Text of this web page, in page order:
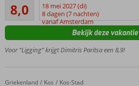
het strand
op
loopafstand
uitvalsbasis
door een
8,0
Zeer goed
76
beoordelingen
18 mei 2027 (di)
8 dagen (7 nachten)
vanaf Amsterdam
Voor “Ligging” krijgt Dimitris Paritsa een 8,9!
Bekijk deze vakantie
Home
Griekenland Kos Kos-Stad
Continental Palace